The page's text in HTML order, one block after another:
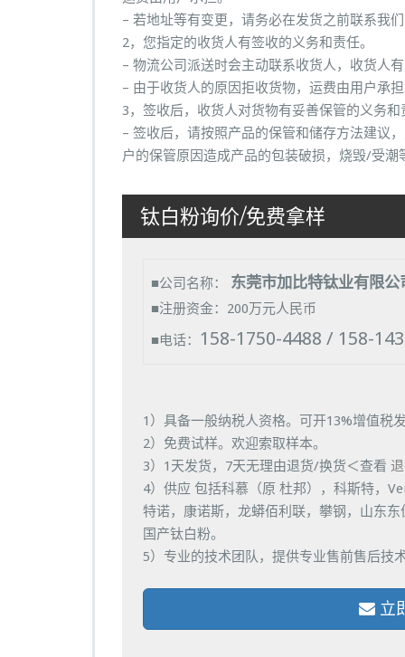
– 若地址等有变更，请务必在发货之前联系我
2，您指定的收货人有签收的义务和责任。
– 物流公司派送时会主动联系收货人，收货人
– 由于收货人的原因拒收货物，运费由用户承
3，签收后，收货人对货物有妥善保管的义务和
– 签收后，请按照产品的保管和储存方法建议
户的保管原因造成产品的包装破损，烧毁/受
钛白粉询价/免费拿样
■公司名称： 东莞市加比特钛业有限公
■注册资金：200万元人民币
■电话：
158-1750-4488 / 158-
1）具备一般纳税人资格。可开13%增值税
2）免费试样。欢迎索取样本。
3）1天发货，7天无理由退货/换货＜查看
4）供应 包括科慕（原 杜邦），科斯特，
特诺，康诺斯，龙蟒佰利联，攀钢，山东
国产钛白粉。
5）专业的技术团队，提供专业售前售后技
立